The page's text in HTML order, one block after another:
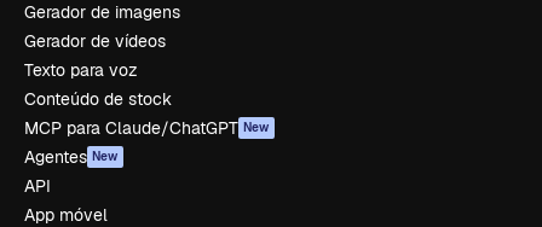
Gerador de imagens
Gerador de vídeos
Texto para voz
Conteúdo de stock
MCP para Claude/ChatGPT New
Agentes New
API
App móvel